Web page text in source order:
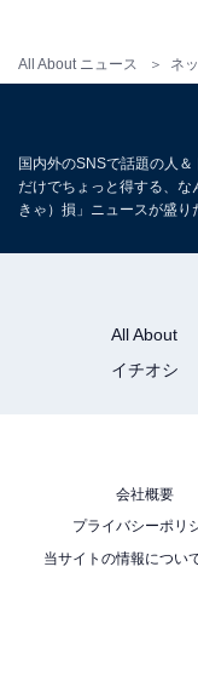
All About ニュース ネ
国内外のSNSで話題の人
だけでちょっと得する、
きゃ）損」ニュースが盛り
All About
イチオシ
会社概要
プライバシーポリ
当サイトの情報につい